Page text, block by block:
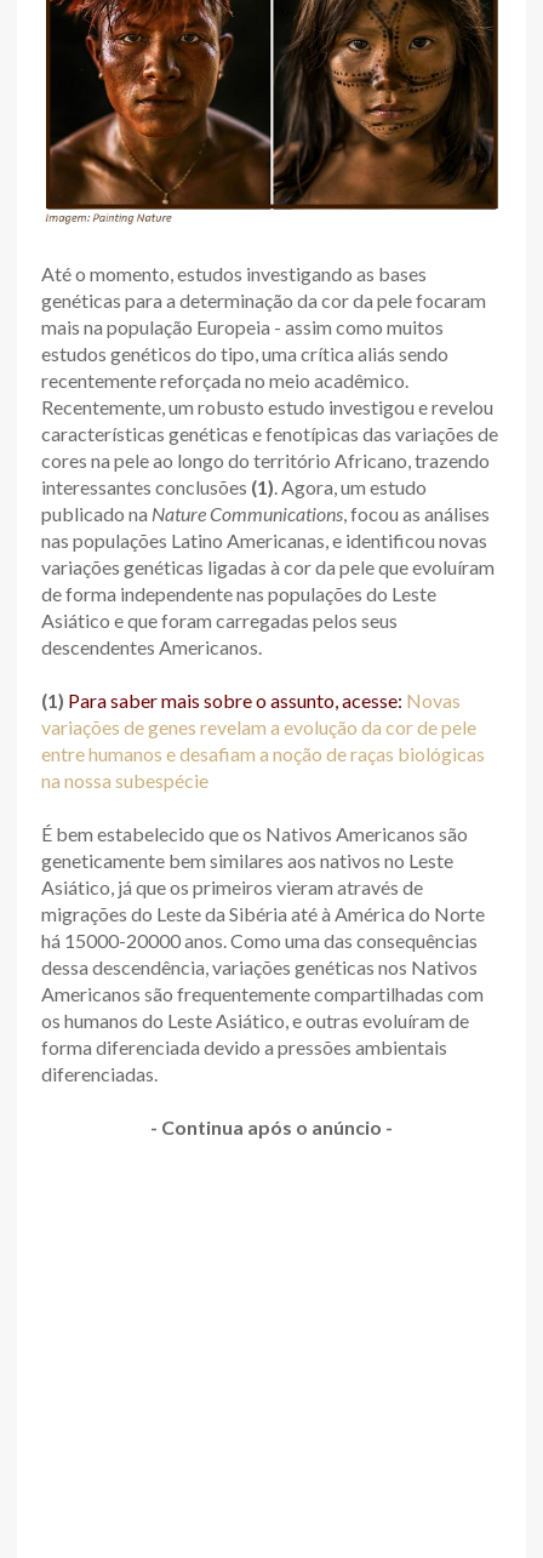
Até o momento, estudos investigando as bases
genéticas para a determinação da cor da pele focaram
mais na população Europeia - assim como muitos
estudos genéticos do tipo, uma crítica aliás sendo
recentemente reforçada no meio acadêmico.
Recentemente, um robusto estudo investigou e revelou
características genéticas e fenotípicas das variações de
cores na pele ao longo do território Africano, trazendo
interessantes conclusões (1). Agora, um estudo
publicado na Nature Communications, focou as análises
nas populações Latino Americanas, e identificou novas
variações genéticas ligadas à cor da pele que evoluíram
de forma independente nas populações do Leste
Asiático e que foram carregadas pelos seus
descendentes Americanos.
(1) Para saber mais sobre o assunto, acesse: Novas
variações de genes revelam a evolução da cor de pele
entre humanos e desafiam a noção de raças biológicas
na nossa subespécie
É bem estabelecido que os Nativos Americanos são
geneticamente bem similares aos nativos no Leste
Asiático, já que os primeiros vieram através de
migrações do Leste da Sibéria até à América do Norte
há 15000-20000 anos. Como uma das consequências
dessa descendência, variações genéticas nos Nativos
Americanos são frequentemente compartilhadas com
os humanos do Leste Asiático, e outras evoluíram de
forma diferenciada devido a pressões ambientais
diferenciadas.
- Continua após o anúncio -